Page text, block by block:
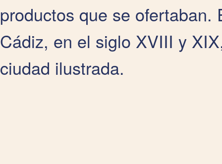
productos que se ofertaban.
Cádiz, en el siglo XVIII y
ciudad ilustrada.